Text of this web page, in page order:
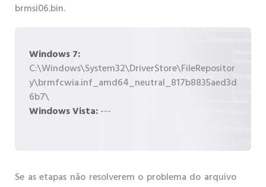
brmsi06.bin.
Windows 7:
C:\Windows\System32\DriverStore\FileRepositor
y\brmfcwia.inf_amd64_neutral_817b8835aed3d
6b7\
Windows Vista:---
Se as etapas não resolverem o problema do arquivo